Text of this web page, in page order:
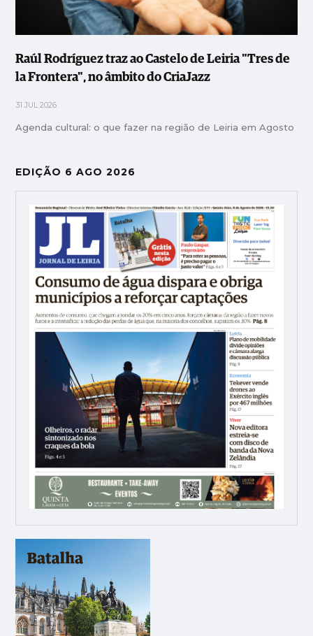
Raúl Rodríguez traz ao Castelo de Leiria "Tres de
la Frontera", no âmbito do CriaJazz
31 JUL 2026
Agenda cultural: o que fazer na região de Leiria em Agosto
EDIÇÃO 6 AGO 2026